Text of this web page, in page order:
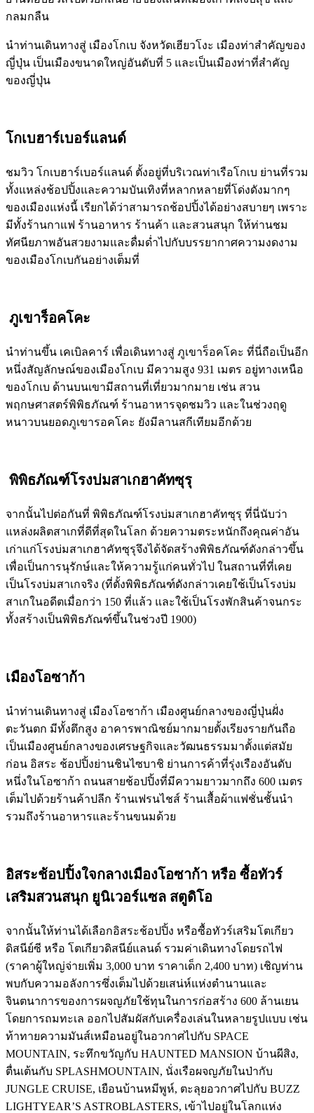
กลมกลืน
นำท่านเดินทางสู่ เมืองโกเบ จังหวัดเฮียวโงะ เมืองท่าสำคัญของ
ญี่ปุ่น เป็นเมืองขนาดใหญ่อันดับที่ 5 และเป็นเมืองท่าที่สำคัญ
ของญี่ปุ่น
โกเบฮาร์เบอร์แลนด์
ชมวิว โกเบฮาร์เบอร์แลนด์ ตั้งอยู่ที่บริเวณท่าเรือโกเบ ย่านที่รวม
ทั้งแหล่งช้อปปิ้งและความบันเทิงที่หลากหลายที่โด่งดังมากๆ
ของเมืองแห่งนี้ เรียกได้ว่าสามารถช้อปปิ้งได้อย่างสบายๆ เพราะ
มีทั้งร้านกาแฟ ร้านอาหาร ร้านค้า และสวนสนุก ให้ท่านชม
ทัศนียภาพอันสวยงามและดื่มด่ำไปกับบรรยากาศความงดงาม
ของเมืองโกเบกันอย่างเต็มที่
ภูเขาร็อคโคะ
นำท่านขึ้น เคเบิลคาร์ เพื่อเดินทางสู่ ภูเขาร็อคโคะ ที่นี่ถือเป็นอีก
หนึ่งสัญลักษณ์ของเมืองโกเบ มีความสูง 931 เมตร อยู่ทางเหนือ
ของโกเบ ด้านบนเขามีสถานที่เที่ยวมากมาย เช่น สวน
พฤกษศาสตร์พิพิธภัณฑ์ ร้านอาหารจุดชมวิว และในช่วงฤดู
หนาวบนยอดภูเขารอคโคะ ยังมีลานสกีเทียมอีกด้วย
พิพิธภัณฑ์โรงบ่มสาเกฮาคัทซุรุ
จากนั้นไปต่อกันที่ พิพิธภัณฑ์โรงบ่มสาเกฮาคัทซุรุ ที่นี่นับว่า
แหล่งผลิตสาเกที่ดีที่สุดในโลก ด้วยความตระหนักถึงคุณค่าอัน
เก่าแก่โรงบ่มสาเกฮาคัทซุรุจึงได้จัดสร้างพิพิธภัณฑ์ดังกล่าวขึ้น
เพื่อเป็นการนุรักษ์และให้ความรู้แก่คนทั่วไป ในสถานที่ที่เคย
เป็นโรงบ่มสาเกจริง (ที่ตั้งพิพิธภัณฑ์ดังกล่าวเคยใช้เป็นโรงบ่ม
สาเกในอดีตเมื่อกว่า 150 ที่แล้ว และใช้เป็นโรงพักสินค้าจนกระ
ทั้งสร้างเป็นพิพิธภัณฑ์ขึ้นในช่วงปี 1900)
เมืองโอซาก้า
นำท่านเดินทางสู่ เมืองโอซาก้า เมืองศูนย์กลางของญี่ปุ่นฝั่ง
ตะวันตก มีทั้งตึกสูง อาคารพาณิชย์มากมายตั้งเรียงรายกันถือ
เป็นเมืองศูนย์กลางของเศรษฐกิจและวัฒนธรรมมาตั้งแต่สมัย
ก่อน อิสระ ช้อปปิ้งย่านชินไซบาชิ ย่านการค้าที่รุ่งเรืองอันดับ
หนึ่งในโอซาก้า ถนนสายช้อปปิ้งที่มีความยาวมากถึง 600 เมตร
เต็มไปด้วยร้านค้าปลีก ร้านเฟรนไชส์ ร้านเสื้อผ้าแฟชั่นชั้นนำ
รวมถึงร้านอาหารและร้านขนมด้วย
อิสระช้อปปิ้งใจกลางเมืองโอซาก้า หรือ ซื้อทัวร์
เสริมสวนสนุก ยูนิเวอร์แซล สตูดิโอ
จากนั้นให้ท่านได้เลือกอิสระช้อปปิ้ง หรือซื้อทัวร์เสริมโตเกียว
ดิสนีย์ซี หรือ โตเกียวดิสนีย์แลนด์ รวมค่าเดินทางโดยรถไฟ
(ราคาผู้ใหญ่จ่ายเพิ่ม 3,000 บาท ราคาเด็ก 2,400 บาท) เชิญท่าน
พบกับความอลังการซึ่งเต็มไปด้วยเสน่ห์แห่งตำนานและ
จินตนาการของการผจญภัยใช้ทุนในการก่อสร้าง 600 ล้านเยน
โดยการถมทะเล ออกไปสัมผัสกับเครื่องเล่นในหลายรูปแบบ เช่น
ท้าทายความมันส์เหมือนอยู่ในอวกาศไปกับ SPACE
MOUNTAIN, ระทึกขวัญกับ HAUNTED MANSION บ้านผีสิง,
ตื่นเต้นกับ SPLASHMOUNTAIN, นั่งเรือผจญภัยในป่ากับ
JUNGLE CRUISE, เยือนบ้านหมีพูห์, ตะลุยอวกาศไปกับ BUZZ
LIGHTYEAR’S ASTROBLASTERS, เข้าไปอยู่ในโลกแห่ง